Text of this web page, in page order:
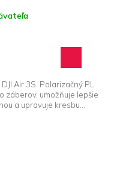
Air 3S. Polarizačný PL
záberov, umožňuje lepšie
a upravuje kresbu...